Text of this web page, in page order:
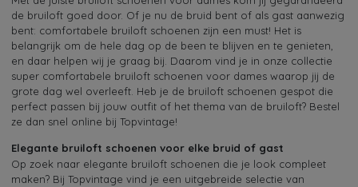
de bruiloft goed door. Of je nu de bruid bent of als gast aanwezig
bent: comfortabele bruiloft schoenen zijn een must! Het is
belangrijk om de hele dag op de been te blijven en te genieten,
en daar helpen wij je graag bij. Daarom vind je in onze collectie
super comfortabele bruiloft schoenen voor dames waarop jij de
grote dag wel overleeft. Heb je de bruiloft schoenen gespot die
perfect passen bij jouw outfit of het thema van de bruiloft? Bestel
ze dan snel online bij Topvintage!
Elegante bruiloft schoenen voor elke bruid of gast
Op zoek naar elegante bruiloft schoenen die je look compleet
maken? Bij Topvintage vind je een uitgebreide selectie van